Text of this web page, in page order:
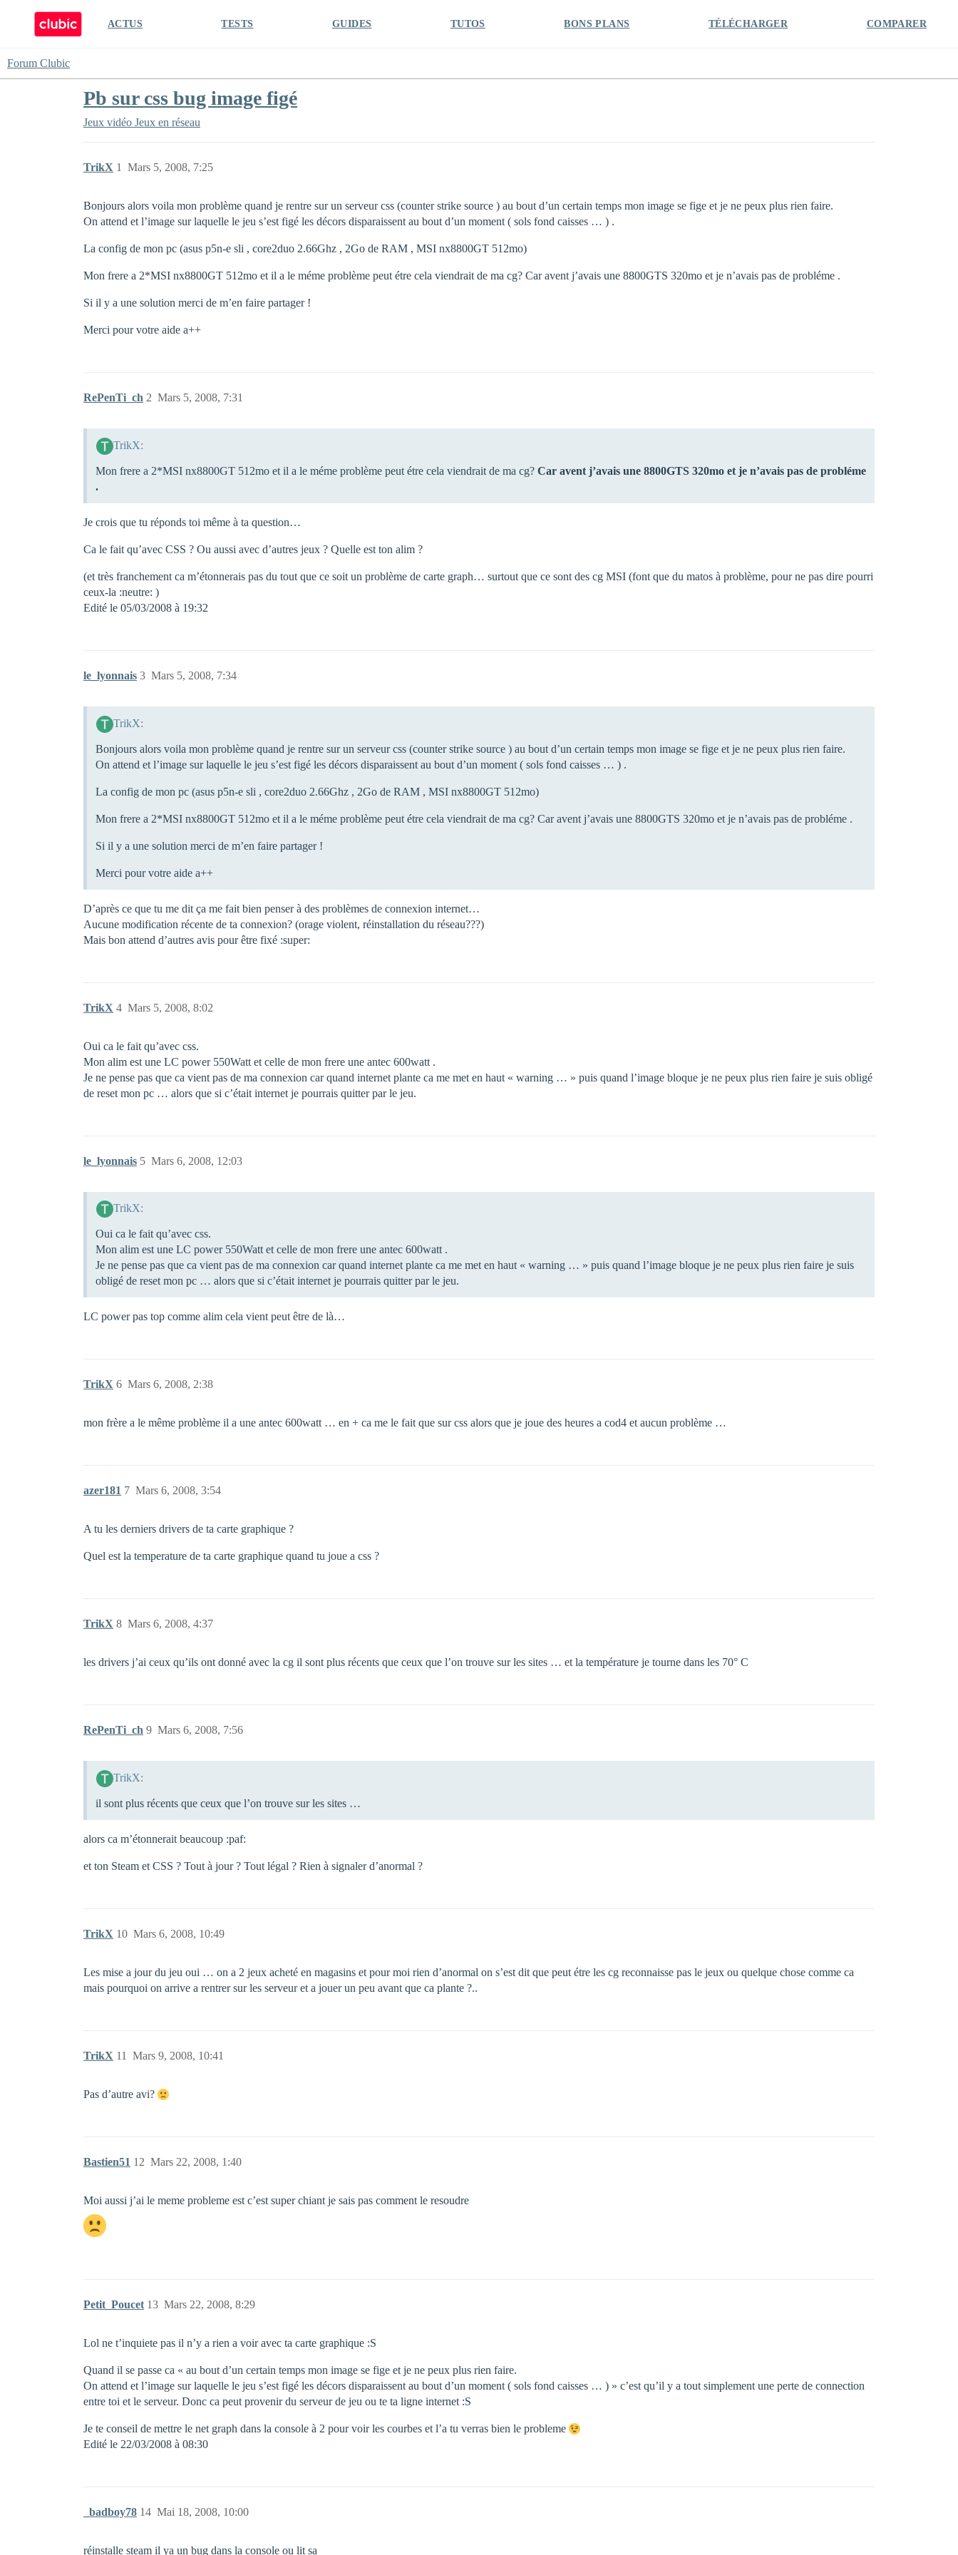
ACTUS TESTS GUIDES TUTOS BONS PLANS TÉLÉCHARGER COMPARER
Forum Clubic
Pb sur css bug image figé
Jeux vidéo Jeux en réseau
TrikX Mars 5, 2008, 7:25
1
Bonjours alors voila mon problème quand je rentre sur un serveur css (counter strike source ) au bout d’un certain temps mon image se fige et je ne peux plus rien faire.
On attend et l’image sur laquelle le jeu s’est figé les décors disparaissent au bout d’un moment ( sols fond caisses … ) .
La config de mon pc (asus p5n-e sli , core2duo 2.66Ghz , 2Go de RAM , MSI nx8800GT 512mo)
Mon frere a 2*MSI nx8800GT 512mo et il a le méme problème peut étre cela viendrait de ma cg? Car avent j’avais une 8800GTS 320mo et je n’avais pas de probléme .
Si il y a une solution merci de m’en faire partager !
Merci pour votre aide a++
RePenTi_ch Mars 5, 2008, 7:31
2
TrikX:
Mon frere a 2*MSI nx8800GT 512mo et il a le méme problème peut étre cela viendrait de ma cg? Car avent j’avais une 8800GTS 320mo et je n’avais pas de probléme
.
Je crois que tu réponds toi même à ta question…
Ca le fait qu’avec CSS ? Ou aussi avec d’autres jeux ? Quelle est ton alim ?
(et très franchement ca m’étonnerais pas du tout que ce soit un problème de carte graph… surtout que ce sont des cg MSI (font que du matos à problème, pour ne pas dire pourri
ceux-la :neutre: )
Edité le 05/03/2008 à 19:32
le_lyonnais Mars 5, 2008, 7:34
3
TrikX:
Bonjours alors voila mon problème quand je rentre sur un serveur css (counter strike source ) au bout d’un certain temps mon image se fige et je ne peux plus rien faire.
On attend et l’image sur laquelle le jeu s’est figé les décors disparaissent au bout d’un moment ( sols fond caisses … ) .
La config de mon pc (asus p5n-e sli , core2duo 2.66Ghz , 2Go de RAM , MSI nx8800GT 512mo)
Mon frere a 2*MSI nx8800GT 512mo et il a le méme problème peut étre cela viendrait de ma cg? Car avent j’avais une 8800GTS 320mo et je n’avais pas de probléme .
Si il y a une solution merci de m’en faire partager !
Merci pour votre aide a++
D’après ce que tu me dit ça me fait bien penser à des problèmes de connexion internet…
Aucune modification récente de ta connexion? (orage violent, réinstallation du réseau???)
Mais bon attend d’autres avis pour être fixé :super:
TrikX Mars 5, 2008, 8:02
4
Oui ca le fait qu’avec css.
Mon alim est une LC power 550Watt et celle de mon frere une antec 600watt .
Je ne pense pas que ca vient pas de ma connexion car quand internet plante ca me met en haut « warning … » puis quand l’image bloque je ne peux plus rien faire je suis obligé
de reset mon pc … alors que si c’était internet je pourrais quitter par le jeu.
le_lyonnais Mars 6, 2008, 12:03
5
TrikX:
Oui ca le fait qu’avec css.
Mon alim est une LC power 550Watt et celle de mon frere une antec 600watt .
Je ne pense pas que ca vient pas de ma connexion car quand internet plante ca me met en haut « warning … » puis quand l’image bloque je ne peux plus rien faire je suis
obligé de reset mon pc … alors que si c’était internet je pourrais quitter par le jeu.
LC power pas top comme alim cela vient peut être de là…
TrikX Mars 6, 2008, 2:38
6
mon frère a le même problème il a une antec 600watt … en + ca me le fait que sur css alors que je joue des heures a cod4 et aucun problème …
azer181 Mars 6, 2008, 3:54
7
A tu les derniers drivers de ta carte graphique ?
Quel est la temperature de ta carte graphique quand tu joue a css ?
TrikX Mars 6, 2008, 4:37
8
les drivers j’ai ceux qu’ils ont donné avec la cg il sont plus récents que ceux que l’on trouve sur les sites … et la température je tourne dans les 70° C
RePenTi_ch Mars 6, 2008, 7:56
9
TrikX:
il sont plus récents que ceux que l’on trouve sur les sites …
alors ca m’étonnerait beaucoup :paf:
et ton Steam et CSS ? Tout à jour ? Tout légal ? Rien à signaler d’anormal ?
TrikX Mars 6, 2008, 10:49
10
Les mise a jour du jeu oui … on a 2 jeux acheté en magasins et pour moi rien d’anormal on s’est dit que peut étre les cg reconnaisse pas le jeux ou quelque chose comme ca
mais pourquoi on arrive a rentrer sur les serveur et a jouer un peu avant que ca plante ?..
TrikX Mars 9, 2008, 10:41
11
Pas d’autre avi?
Bastien51 Mars 22, 2008, 1:40
12
Moi aussi j’ai le meme probleme est c’est super chiant je sais pas comment le resoudre
Petit_Poucet Mars 22, 2008, 8:29
13
Lol ne t’inquiete pas il n’y a rien a voir avec ta carte graphique :S
Quand il se passe ca « au bout d’un certain temps mon image se fige et je ne peux plus rien faire.
On attend et l’image sur laquelle le jeu s’est figé les décors disparaissent au bout d’un moment ( sols fond caisses … ) » c’est qu’il y a tout simplement une perte de connection
entre toi et le serveur. Donc ca peut provenir du serveur de jeu ou te ta ligne internet :S
Je te conseil de mettre le net graph dans la console à 2 pour voir les courbes et l’a tu verras bien le probleme
Edité le 22/03/2008 à 08:30
_badboy78 Mai 18, 2008, 10:00
14
réinstalle steam il ya un bug dans la console ou lit sa